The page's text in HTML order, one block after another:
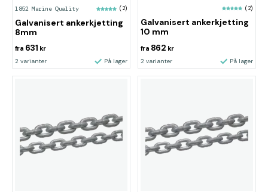
1852 Marine Quality (2)
Galvanisert ankerkjetting
8mm
fra 631 kr
2 varianter På lager
(2)
Galvanisert ankerkjetting
10 mm
fra 862 kr
2 varianter På lager